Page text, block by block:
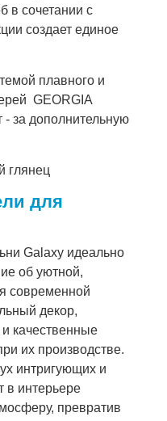
в сочетании с
создает единое
плавного и
GEORGIA
за дополнительную
глянец
для
Galaxy идеально
об уютной,
современной
декор,
качественные
их производстве.
интригующих и
в интерьере
превратив